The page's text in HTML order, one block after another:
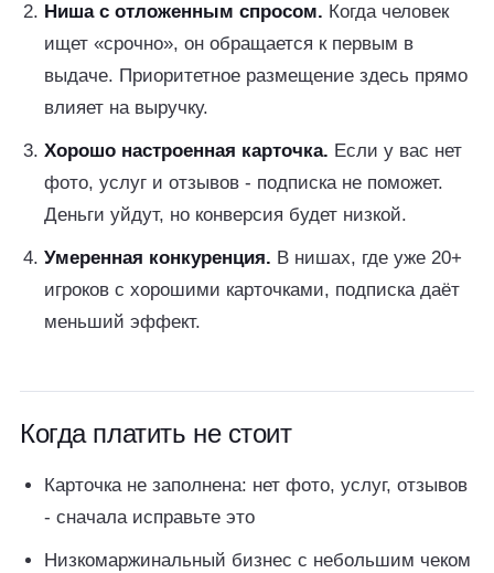
Ниша с отложенным спросом. Когда человек
ищет «срочно», он обращается к первым в
выдаче. Приоритетное размещение здесь прямо
влияет на выручку.
Хорошо настроенная карточка. Если у вас нет
фото, услуг и отзывов - подписка не поможет.
Деньги уйдут, но конверсия будет низкой.
Умеренная конкуренция. В нишах, где уже 20+
игроков с хорошими карточками, подписка даёт
меньший эффект.
Когда платить не стоит
Карточка не заполнена: нет фото, услуг, отзывов
- сначала исправьте это
Низкомаржинальный бизнес с небольшим чеком